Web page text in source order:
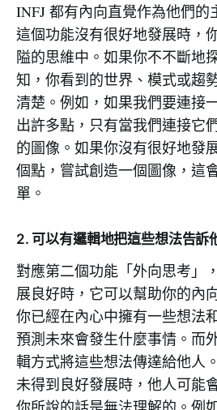
INFJ 都有內向直覺作為他們的
這個功能沒有很好地發展時，
隘的思維中。如果你不不斷地
知，你看到的世界、模式或趨
清楚。例如，如果我們要連接
出許多點，只有當我們連接它
的圖像。如果你沒有很好地發
個點，嘗試創造一個圖像，這
單。
2. 可以有邏輯地把這些想法告訴
對應第二個功能「外向思考」
展良好時，它可以幫助你的內
你已經在內心中擁有一些想法
預測未來會發生什麼事情。而
輯方式將這些想法傳達給他人
未得到良好發展時，他人可能